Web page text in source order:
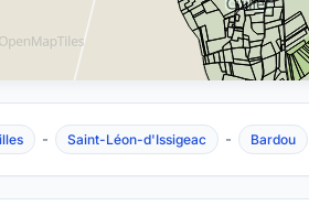
- Saint-Léon-d'Issigeac - Bardou